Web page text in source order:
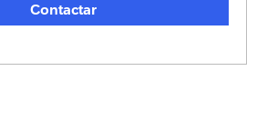
Contactar